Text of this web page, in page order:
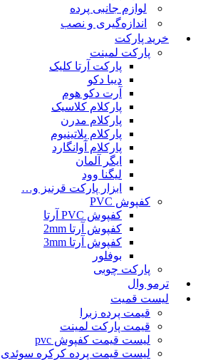
لوازم جانبی پرده
اندازه‌گیری و نصب
خرید پارکت
پارکت لمینت
پارکت آرتا کلیک
دیبا دکو
آرت دکو هوم
پارکلام کلاسیک
پارکلام مدرن
پارکلام پلاتینیوم
پارکلام آوانگارد
ایگر آلمان
لیگنا وود
ابزار پارکت قرنیز و…
کفپوش PVC
کفپوش PVC آرتا
کفپوش آرتا 2mm
کفپوش آرتا 3mm
بوفلور
پارکت چوبی
ترمو وال
لیست قمیت
قیمت پرده زبرا
قیمت پارکت لمینت
لیست قیمت کفپوش pvc
لیست قیمت پرده کرکره سوئدی